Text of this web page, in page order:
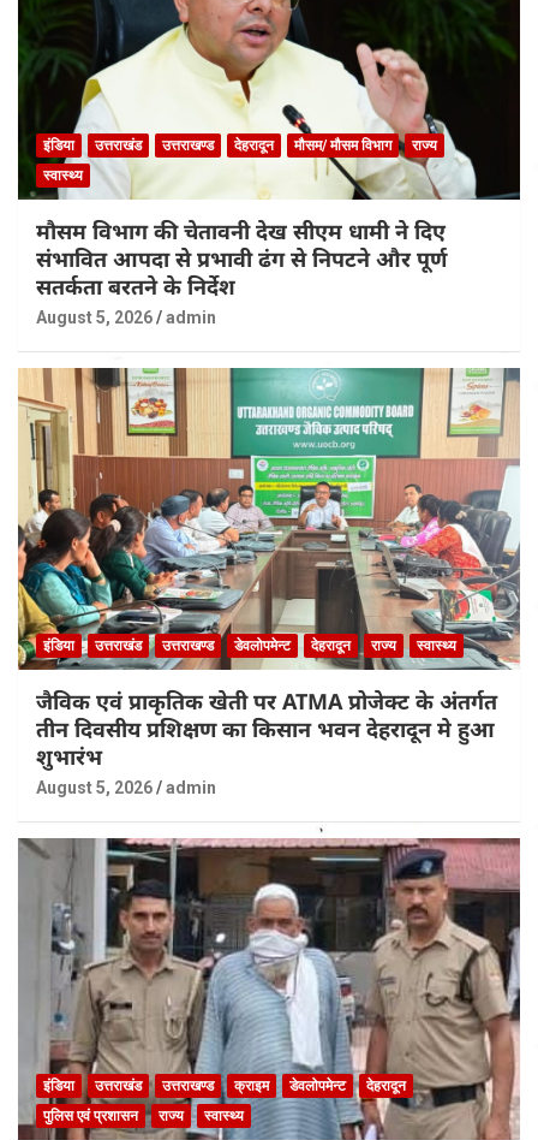
इंडिया उत्तराखंड उत्तराखण्ड देहरादून मौसम/ मौसम विभाग
राज्य
स्वास्थ्य
मौसम विभाग की चेतावनी देख सीएम धामी ने दिए
संभावित आपदा से प्रभावी ढंग से निपटने और पूर्ण
सतर्कता बरतने के निर्देश
August 5, 2026 admin
इंडिया उत्तराखंड उत्तराखण्ड डेवलोपमेन्ट देहरादून राज्य स्वास्थ्य
जैविक एवं प्राकृतिक खेती पर ATMA प्रोजेक्ट के अंतर्गत
तीन दिवसीय प्रशिक्षण का किसान भवन देहरादून मे हुआ
शुभारंभ
August 5, 2026 admin
इंडिया उत्तराखंड उत्तराखण्ड क्राइम डेवलोपमेन्ट
देहरादून
पुलिस एवं प्रशासन
राज्य स्वास्थ्य